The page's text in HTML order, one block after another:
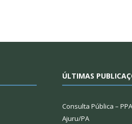
ÚLTIMAS
Consulta Pública –
Ajuru/PA